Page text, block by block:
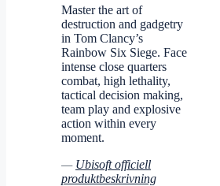
Master the art of
destruction and gadgetry
in Tom Clancy’s
Rainbow Six Siege. Face
intense close quarters
combat, high lethality,
tactical decision making,
team play and explosive
action within every
moment.
— Ubisoft officiell
produktbeskrivning